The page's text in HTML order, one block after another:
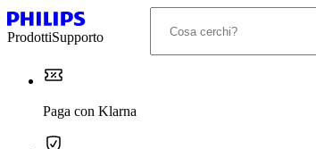
ProdottiSupporto
Paga con Klarna